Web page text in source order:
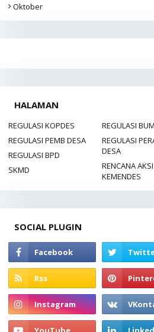
Oktober
HALAMAN
REGULASI KOPDES
REGULASI
REGULASI PEMB DESA
REGULASI
DESA
REGULASI BPD
RENCANA AKSI
KEMENDES
SKMD
SOCIAL PLUGIN